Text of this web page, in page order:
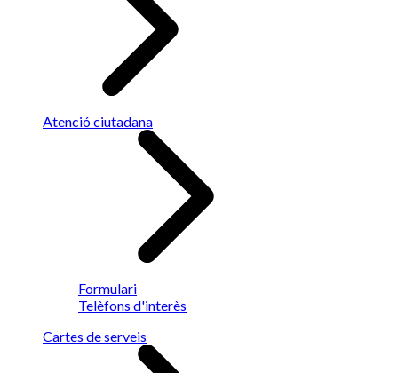
Atenció ciutadana
Formulari
Telèfons d'interès
Cartes de serveis